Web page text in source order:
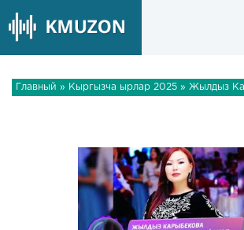
Главный » Кыргызча ырлар 2025 » Жылдыз Карыбекова -